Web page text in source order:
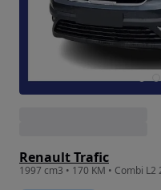
Renault Trafic
1997 cm3 • 170 KM • Combi